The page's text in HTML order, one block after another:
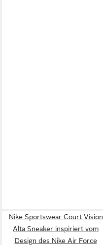
Nike Sportswear Court Vision
Alta Sneaker inspiriert vom
Design des Nike Air Force